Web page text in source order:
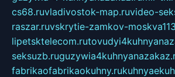
cs68.ruvladivostok-map.ruvideo-
raszar.ruvskrytie-zamkov-
lipetsktelecom.ru
seksuzb.ru
fabrikaofabrikaokuhny.ru